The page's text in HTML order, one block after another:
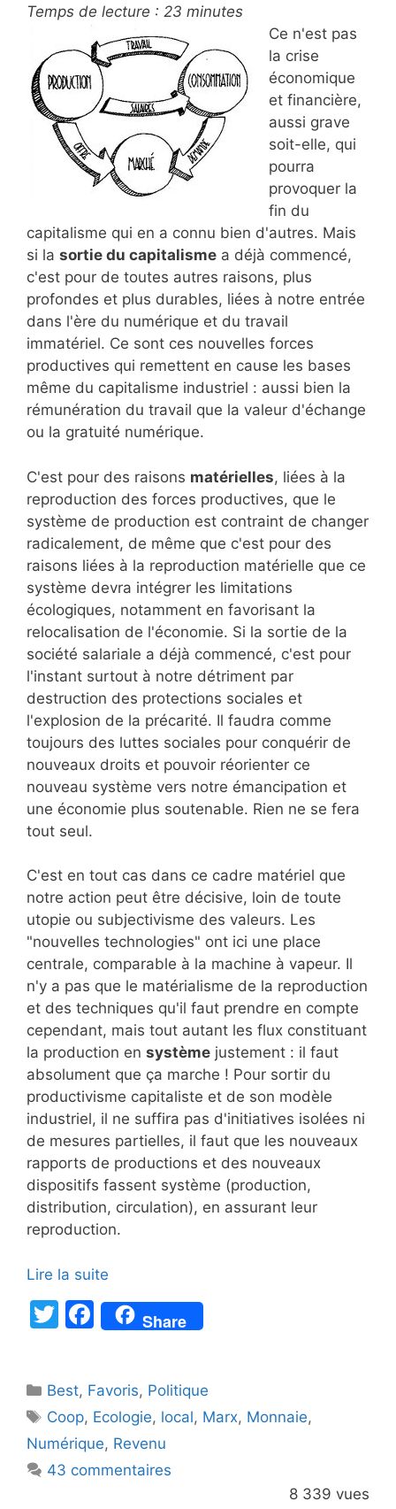
Temps de lecture : 23 minutes
Ce n'est pas
la crise
économique
et financière,
aussi grave
soit-elle, qui
pourra
provoquer la
fin du
capitalisme qui en a connu bien d'autres. Mais
si la sortie du capitalisme a déjà commencé,
c'est pour de toutes autres raisons, plus
profondes et plus durables, liées à notre entrée
dans l'ère du numérique et du travail
immatériel. Ce sont ces nouvelles forces
productives qui remettent en cause les bases
même du capitalisme industriel : aussi bien la
rémunération du travail que la valeur d'échange
ou la gratuité numérique.
C'est pour des raisons matérielles, liées à la
reproduction des forces productives, que le
système de production est contraint de changer
radicalement, de même que c'est pour des
raisons liées à la reproduction matérielle que ce
système devra intégrer les limitations
écologiques, notamment en favorisant la
relocalisation de l'économie. Si la sortie de la
société salariale a déjà commencé, c'est pour
l'instant surtout à notre détriment par
destruction des protections sociales et
l'explosion de la précarité. Il faudra comme
toujours des luttes sociales pour conquérir de
nouveaux droits et pouvoir réorienter ce
nouveau système vers notre émancipation et
une économie plus soutenable. Rien ne se fera
tout seul.
C'est en tout cas dans ce cadre matériel que
notre action peut être décisive, loin de toute
utopie ou subjectivisme des valeurs. Les
"nouvelles technologies" ont ici une place
centrale, comparable à la machine à vapeur. Il
n'y a pas que le matérialisme de la reproduction
et des techniques qu'il faut prendre en compte
cependant, mais tout autant les flux constituant
la production en système justement : il faut
absolument que ça marche ! Pour sortir du
productivisme capitaliste et de son modèle
industriel, il ne suffira pas d'initiatives isolées ni
de mesures partielles, il faut que les nouveaux
rapports de productions et des nouveaux
dispositifs fassent système (production,
distribution, circulation), en assurant leur
reproduction.
Lire la suite
T
er
F
a
e
b
o
o
Share
Catégories
Best, Favoris, Politique
Étiquettes
Coop, Ecologie, local, Marx, Monnaie,
Numérique, Revenu
43 commentaires
8 339 vues